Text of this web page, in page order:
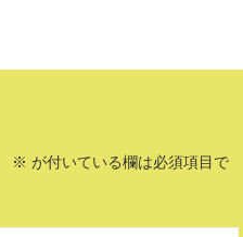
※ が付いている欄は必須項目で